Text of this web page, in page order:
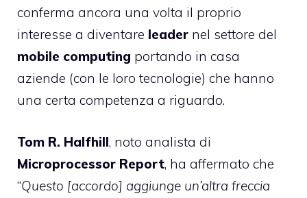
conferma ancora una volta il proprio
interesse a diventare leader nel settore del
mobile computing portando in casa
aziende (con le loro tecnologie) che hanno
una certa competenza a riguardo.
Tom R. Halfhill, noto analista di
Microprocessor Report, ha affermato che
“Questo [accordo] aggiunge un’altra freccia